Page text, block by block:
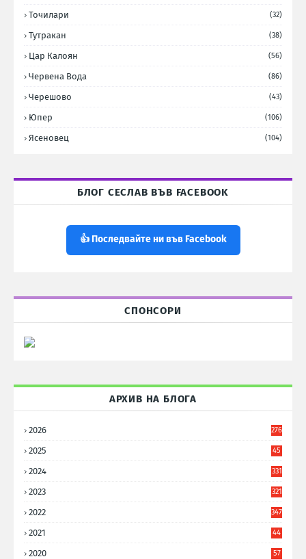
Точилари (32)
Тутракан (38)
Цар Калоян (56)
Червена Вода (86)
Черешово (43)
Юпер (106)
Ясеновец (104)
БЛОГ СЕСЛАВ ВЪВ FACEBOOK
👍 Последвайте ни във Facebook
СПОНСОРИ
АРХИВ НА БЛОГА
2026 276
2025
45
2024 331
2023 321
2022 347
2021
44
2020
57